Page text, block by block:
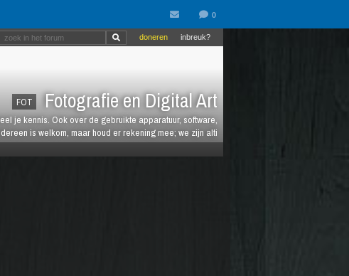
FOT Fotografie en Digital Art
je kennis. Ook over de gebruikte apparatuur, software,
is welkom, maar houd er rekening mee; we zijn alti
inbreuk?
doneren